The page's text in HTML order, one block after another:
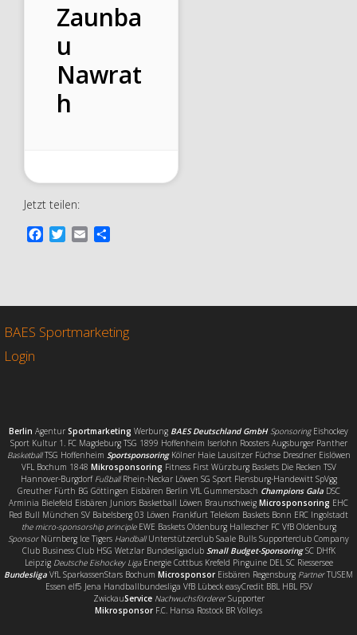
Zaunba
u
Nawrat
h
Jetzt teilen:
o
k
r
BAES Sportmarketing
Login
Berlin Agentur Sportmarketing Werbung BAES Deutschland GmbH SponsoringEishockey
Sport Kultur 1. FC Magdeburg TSG 1899 Hoffenheim Iserlohn Roosters Augsburger Panther
BasketballTSG Hoffenheim SportsponsoringKölner Haie Lausitzer Füchse Dresdner Eislöwen
VFL Bochum 1848 Mikrosponsoring Fitness First Würzburg Baskets Die Recken TSV
Hannover-Burgdorf FußballRhein-Neckar Löwen SG Sport Flensburg-Handewitt SpVgg
Greuther Fürth BG Göttingen Eisbären Berlin VfL Gummersbach Champions GalaDSC
Arminia Bielefeld Eisbären Juniors Basketball Löwen Braunschweig Microsponsoring EHC
Red Bull München SV Babelsberg 03 Löwen Frankfurt Telekom Baskets Bonn ERC Ingolstadt
the micro-sponsorship principleEWE Baskets Oldenburg Hallescher FC VfB Oldenburg
SponsorNürnberg Ice Tigers HandballUnterstützerclub Saale Bulls Supporterclub Company
Club Business Club HSG Wetzlar Bundesligaclub Small Budget-SponsoringSC DHfK
Leipzig Deutsche Eishockey LigaEnergie Cottbus Krefeld Pinguine DEL SC Riessersee
Bundesliga VfL SparkassenStars Bochum MicrosponsorEisbären Regensburg PartnerTUSEM
Essen elf5 Jena Handballbundesliga VfB Lübeck easyCredit BBL HBL FSV
ZwickauService NachwuchsfördererSupporter
MikrosponsorF.C. Hansa Rostock BR Volleys